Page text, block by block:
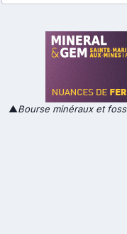
▲Bourse minéraux et